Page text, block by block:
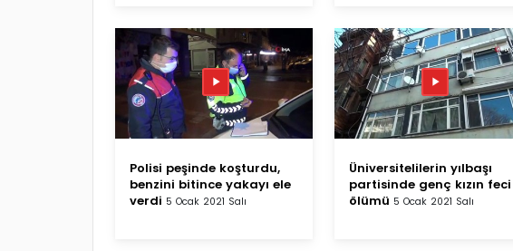
Polisi peşinde koşturdu,
benzini bitince yakayı ele
verdi 5 Ocak 2021 Salı
Üniversitelilerin yılbaşı
partisinde genç kızın feci
ölümü 5 Ocak 2021 Salı